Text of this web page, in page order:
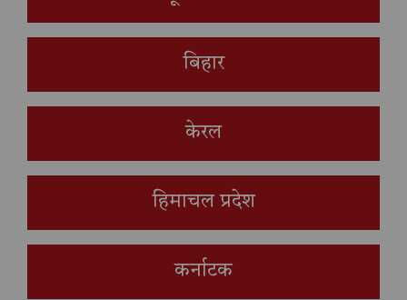
बिहार
केरल
हिमाचल प्रदेश
कर्नाटक